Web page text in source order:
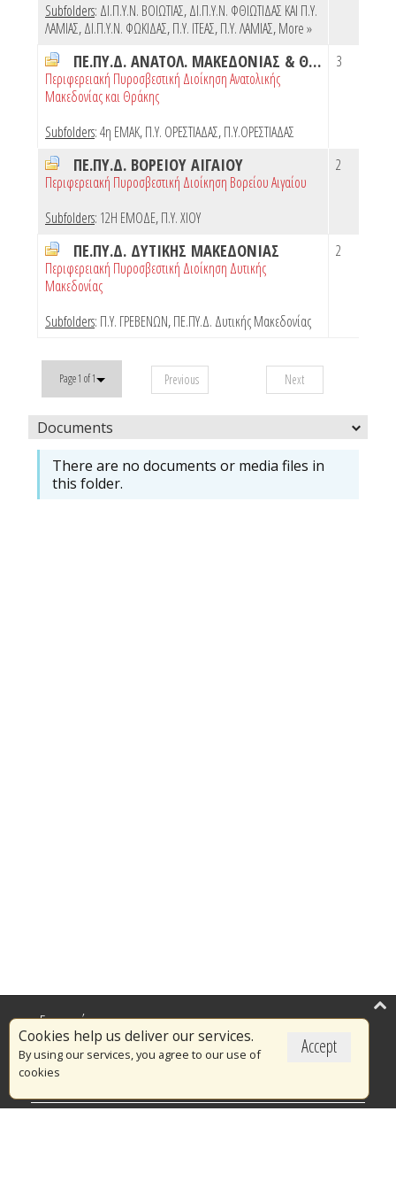
Subfolders: ΔΙ.Π.Υ.Ν. ΒΟΙΩΤΙΑΣ,ΔΙ.Π.Υ.Ν. ΦΘΙΩΤΙΔΑΣ ΚΑΙ Π.Υ.
ΛΑΜΙΑΣ,ΔΙ.Π.Υ.Ν. ΦΩΚΙΔΑΣ,Π.Υ. ΙΤΕΑΣ,Π.Υ. ΛΑΜΙΑΣ,More »
ΠΕ.ΠΥ.Δ. ΑΝΑΤΟΛ. ΜΑΚΕΔΟΝΙΑΣ & ΘΡΑΚΗΣ
Περιφερειακή Πυροσβεστική Διοίκηση Ανατολικής
Μακεδονίας και Θράκης
Subfolders:4η ΕΜΑΚ,Π.Υ. ΟΡΕΣΤΙΑΔΑΣ,Π.Υ.ΟΡΕΣΤΙΑΔΑΣ
3
ΠΕ.ΠΥ.Δ. ΒΟΡΕΙΟΥ ΑΙΓΑΙΟΥ
Περιφερειακή Πυροσβεστική Διοίκηση Βορείου Αιγαίου
Subfolders: 12Η ΕΜΟΔΕ,Π.Υ. ΧΙΟΥ
2
ΠΕ.ΠΥ.Δ. ΔΥΤΙΚΗΣ ΜΑΚΕΔΟΝΙΑΣ
Περιφερειακή Πυροσβεστική Διοίκηση Δυτικής
Μακεδονίας
Subfolders: Π.Υ. ΓΡΕΒΕΝΩΝ,ΠΕ.ΠΥ.Δ. Δυτικής Μακεδονίας
2
Page 1 of 1 Previous Next
Documents
There are no documents or media files in
this folder.
Accept
Cookies help us deliver our services.
By using our services, you agree to our use of
cookies
Επικαιρότητα
Το Πυροσβεστικό Σώμα